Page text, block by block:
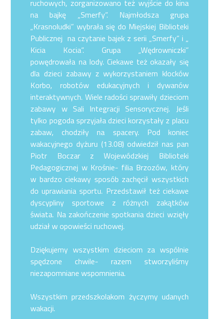
ruchowych, zorganizowano też wyjście do kina
na bajkę „Smerfy”. Najmłodsza grupa
„Krasnoludki” wybrała się do Miejskiej Biblioteki
Publicznej na czytanie bajek z serii „Smerfy” i „
Kicia Kocia”. Grupa „Wędrowniczki”
powędrowała na lody. Ciekawe też okazały się
dla dzieci zabawy z wykorzystaniem klocków
Korbo, robotów edukacyjnych i dywanów
interaktywnych. Wiele radości sprawiły dzieciom
zabawy w Sali Integracji Sensorycznej. Jeśli
tylko pogoda sprzyjała dzieci korzystały z placu
zabaw, chodziły na spacery. Pod koniec
wakacyjnego dyżuru (13.08) odwiedził nas pan
Piotr Boczar z Wojewódzkiej Biblioteki
Pedagogicznej w Krośnie- filia Brzozów, który
w bardzo ciekawy sposób zachęcił wszystkich
do uprawiania sportu. Przedstawił też ciekawe
dyscypliny sportowe z różnych zakątków
świata. Na zakończenie spotkania dzieci wzięły
udział w opowieści ruchowej.
Dziękujemy wszystkim dzieciom za wspólnie
spędzone chwile- razem stworzyliśmy
niezapomniane wspomnienia.
Wszystkim przedszkolakom życzymy udanych
wakacji.